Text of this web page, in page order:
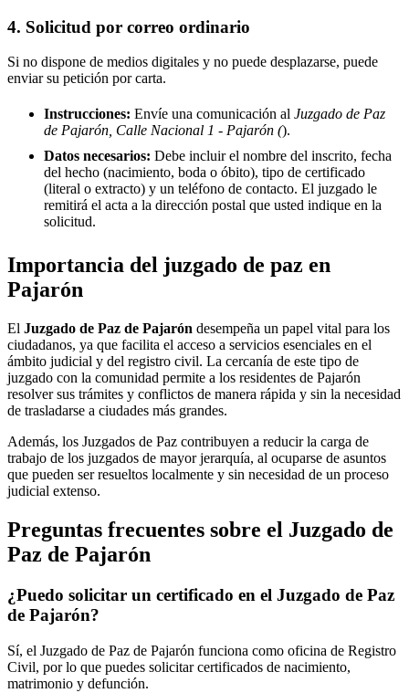
4. Solicitud por correo ordinario
Si no dispone de medios digitales y no puede desplazarse, puede
enviar su petición por carta.
Instrucciones: Envíe una comunicación al Juzgado de Paz
de Pajarón, Calle Nacional 1 - Pajarón ().
Datos necesarios: Debe incluir el nombre del inscrito, fecha
del hecho (nacimiento, boda o óbito), tipo de certificado
(literal o extracto) y un teléfono de contacto. El juzgado le
remitirá el acta a la dirección postal que usted indique en la
solicitud.
Importancia del juzgado de paz en
Pajarón
El Juzgado de Paz de Pajarón desempeña un papel vital para los
ciudadanos, ya que facilita el acceso a servicios esenciales en el
ámbito judicial y del registro civil. La cercanía de este tipo de
juzgado con la comunidad permite a los residentes de Pajarón
resolver sus trámites y conflictos de manera rápida y sin la necesidad
de trasladarse a ciudades más grandes.
Además, los Juzgados de Paz contribuyen a reducir la carga de
trabajo de los juzgados de mayor jerarquía, al ocuparse de asuntos
que pueden ser resueltos localmente y sin necesidad de un proceso
judicial extenso.
Preguntas frecuentes sobre el Juzgado de
Paz de Pajarón
¿Puedo solicitar un certificado en el Juzgado de Paz
de Pajarón?
Sí, el Juzgado de Paz de Pajarón funciona como oficina de Registro
Civil, por lo que puedes solicitar certificados de nacimiento,
matrimonio y defunción.